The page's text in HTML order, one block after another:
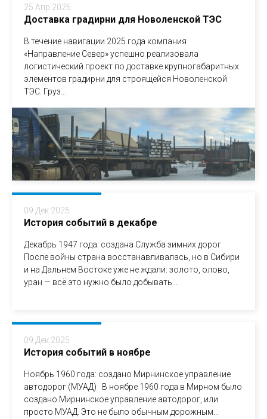
25 Апр 2026
Доставка градирни для Новоленской ТЭС
В течение навигации 2025 года компания
«Направление Север» успешно реализовала
логистический проект по доставке крупногабаритных
элементов градирни для строящейся Новоленской
ТЭС. Груз...
09 Дек 2025
История событий в декабре
Декабрь 1947 года: создана Служба зимних дорог
После войны страна восстанавливалась, но в Сибири
и на Дальнем Востоке уже не ждали: золото, олово,
уран — всё это нужно было добывать...
09 Дек 2025
История событий в ноябре
Ноябрь 1960 года: создано Мирнинское управление
автодорог (МУАД) В ноябре 1960 года в Мирном было
создано Мирнинское управление автодорог, или
просто МУАД. Это не было обычным дорожным...